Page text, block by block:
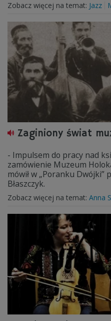
Zobacz więcej na temat: Jazz
Zaginiony świat
- Impulsem do pracy nad
zamówienie Muzeum
mówił w „Poranku Dwójki”
Błaszczyk.
Zobacz więcej na temat: Anna